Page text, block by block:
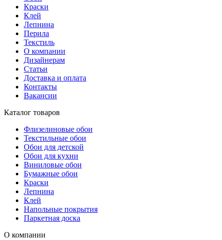
Краски
Клей
Лепнина
Перила
Текстиль
О компании
Дизайнерам
Статьи
Доставка и оплата
Контакты
Вакансии
Каталог товаров
Флизелиновые обои
Текстильные обои
Обои для детской
Обои для кухни
Виниловые обои
Бумажные обои
Краски
Лепнина
Клей
Напольные покрытия
Паркетная доска
О компании